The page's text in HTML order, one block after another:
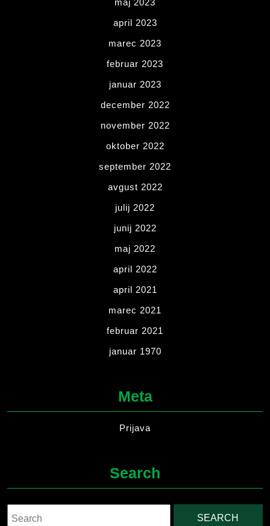
maj 2023
april 2023
marec 2023
februar 2023
januar 2023
december 2022
november 2022
oktober 2022
september 2022
avgust 2022
julij 2022
junij 2022
maj 2022
april 2022
april 2021
marec 2021
februar 2021
januar 1970
Meta
Prijava
Search